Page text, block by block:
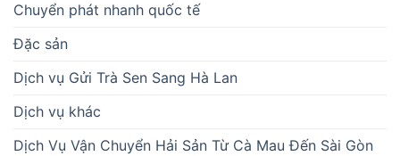
Chuyển phát nhanh quốc tế
Đặc sản
Dịch vụ Gửi Trà Sen Sang Hà Lan
Dịch vụ khác
Dịch Vụ Vận Chuyển Hải Sản Từ Cà Mau Đến Sài Gòn